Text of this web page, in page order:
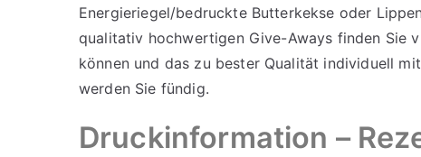
Energieriegel/bedruckte Butterkekse oder
qualitativ hochwertigen Give-Aways finden Sie
können und das zu bester Qualität individuell
werden Sie fündig.
Druckinformation –